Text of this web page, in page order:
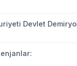
Devlet